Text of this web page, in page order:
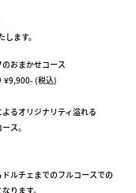
ます。
おまかせコース
¥9,900- (税込)
よるオリジナリティ溢れる
ス。
ルチェまでのフルコースでの
ります。